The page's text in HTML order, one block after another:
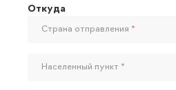
Откуда
Страна отправления *
Населенный пункт *